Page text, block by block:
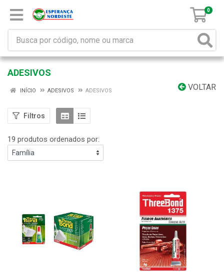
0
ADESIVOS
VOLTAR
INÍCIO ADESIVOS ADESIVOS
Filtros
19 produtos ordenados por: